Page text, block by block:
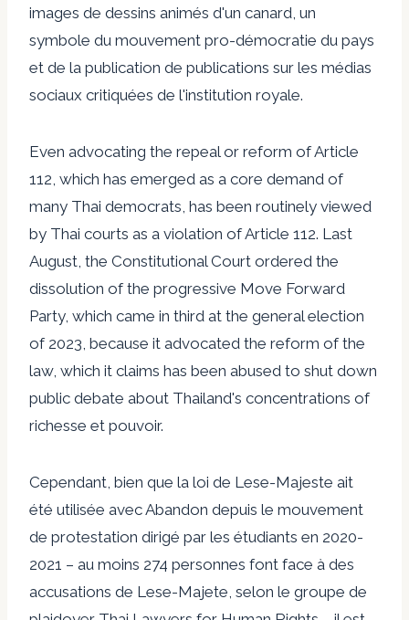
images de dessins animés d'un canard, un
symbole du mouvement pro-démocratie du pays
et de la publication de publications sur les médias
sociaux critiquées de l'institution royale.
Even advocating the repeal or reform of Article
112, which has emerged as a core demand of
many Thai democrats, has been routinely viewed
by Thai courts as a violation of Article 112. Last
August, the Constitutional Court ordered the
dissolution of the progressive Move Forward
Party, which came in third at the general election
of 2023, because it advocated the reform of the
law, which it claims has been abused to shut down
public debate about Thailand's concentrations of
richesse et pouvoir.
Cependant, bien que la loi de Lese-Majeste ait
été utilisée avec Abandon depuis le mouvement
de protestation dirigé par les étudiants en 2020-
2021 – au moins 274 personnes font face à des
accusations de Lese-Majete, selon le groupe de